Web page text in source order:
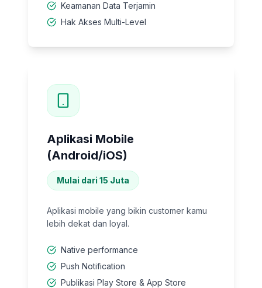
Keamanan Data Terjamin
Hak Akses Multi-Level
Aplikasi Mobile
(Android/iOS)
Mulai dari 15 Juta
Aplikasi mobile yang bikin customer kamu
lebih dekat dan loyal.
Native performance
Push Notification
Publikasi Play Store & App Store